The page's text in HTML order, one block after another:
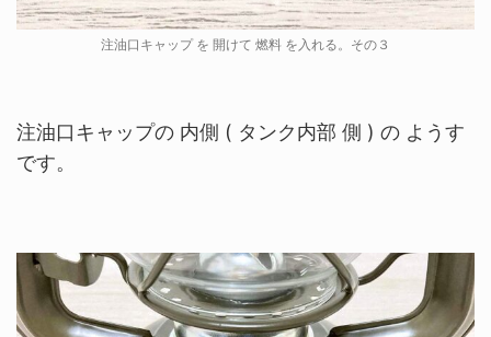
注油口キャップ を 開けて 燃料 を入れる。その３
注油口キャップの 内側 ( タンク内部 側 ) の ようす
です。